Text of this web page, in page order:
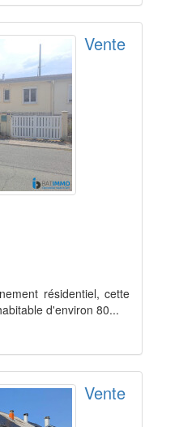
Vente
résidentiel, cette
d'environ 80...
Vente